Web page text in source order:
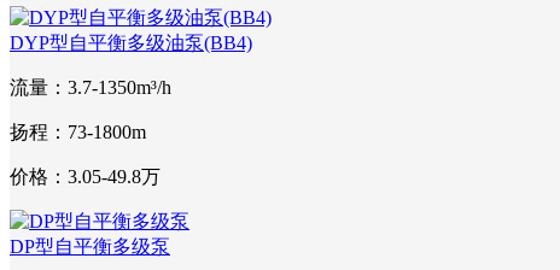
DYP型自平衡多级油泵(BB4)
流量：3.7-1350m³/h
扬程：73-1800m
价格：3.05-49.8万
DP型自平衡多级泵